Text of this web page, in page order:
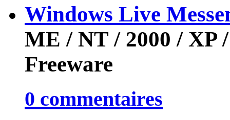
Windows Live
ME / NT / 2000 / XP
Freeware
0 commentaires